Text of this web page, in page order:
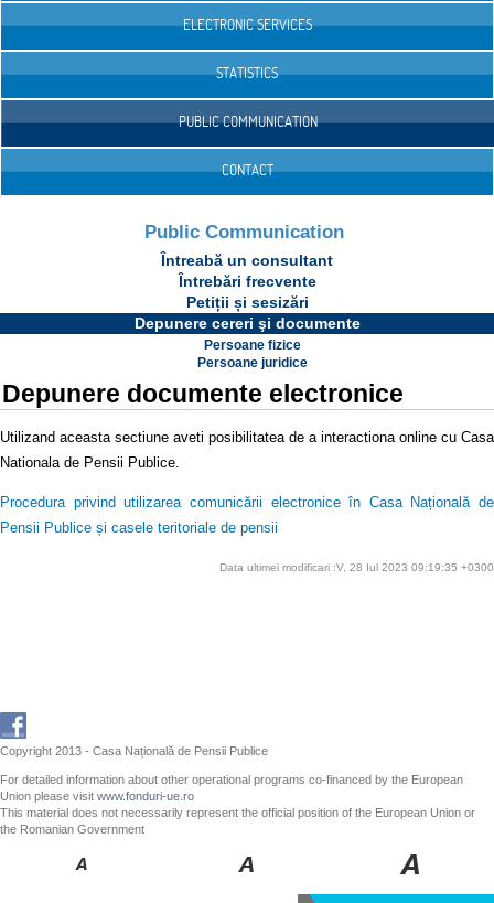
ELECTRONIC SERVICES
STATISTICS
PUBLIC COMMUNICATION
CONTACT
Public Communication
Întreabă un consultant
Întrebări frecvente
Petiții și sesizări
Depunere cereri şi documente
Persoane fizice
Persoane juridice
Depunere documente electronice
Utilizand aceasta sectiune aveti posibilitatea de a interactiona online cu Casa
Nationala de Pensii Publice.
Procedura privind utilizarea comunicării electronice în Casa Națională de
Pensii Publice și casele teritoriale de pensii
Data ultimei modificari :V, 28 Iul 2023 09:19:35 +0300
Copyright 2013 - Casa Națională de Pensii Publice
For detailed information about other operational programs co-financed by the European
Union please visit www.fonduri-ue.ro
This material does not necessarily represent the official position of the European Union or
the Romanian Government